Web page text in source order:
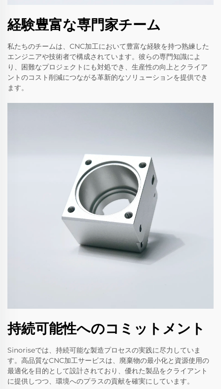
経験豊富な専門家チーム
私たちのチームは、CNC加工において豊富な経験を持つ熟練した
エンジニアや技術者で構成されています。彼らの専門知識によ
り、困難なプロジェクトにも対処でき、生産性の向上とクライア
ントのコスト削減につながる革新的なソリューションを提供でき
ます。
持続可能性へのコミットメント
Sinoriseでは、持続可能な製造プロセスの実践に尽力していま
す。高品質なCNC加工サービスは、廃棄物の最小化と資源使用の
最適化を目的として設計されており、優れた製品をクライアント
に提供しつつ、環境へのプラスの貢献を確実にしています。